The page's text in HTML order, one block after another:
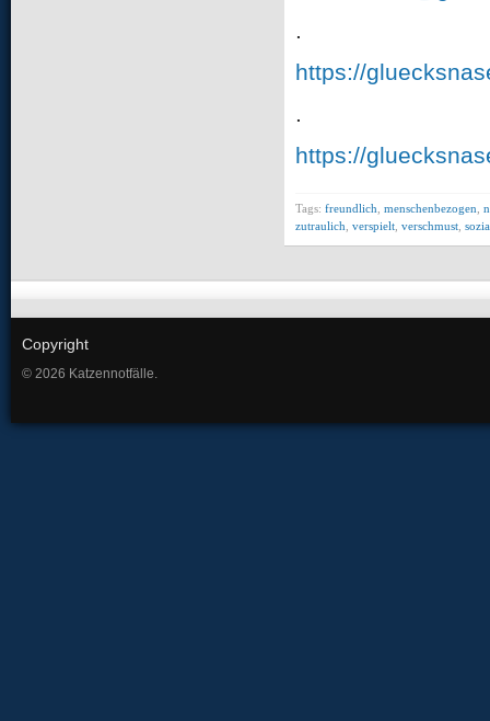
.
https://
.
https://
Tags: freundlich menschenbezogen
zutraulich verspielt verschmust
Copyright
© 2026 Katzennotfälle.